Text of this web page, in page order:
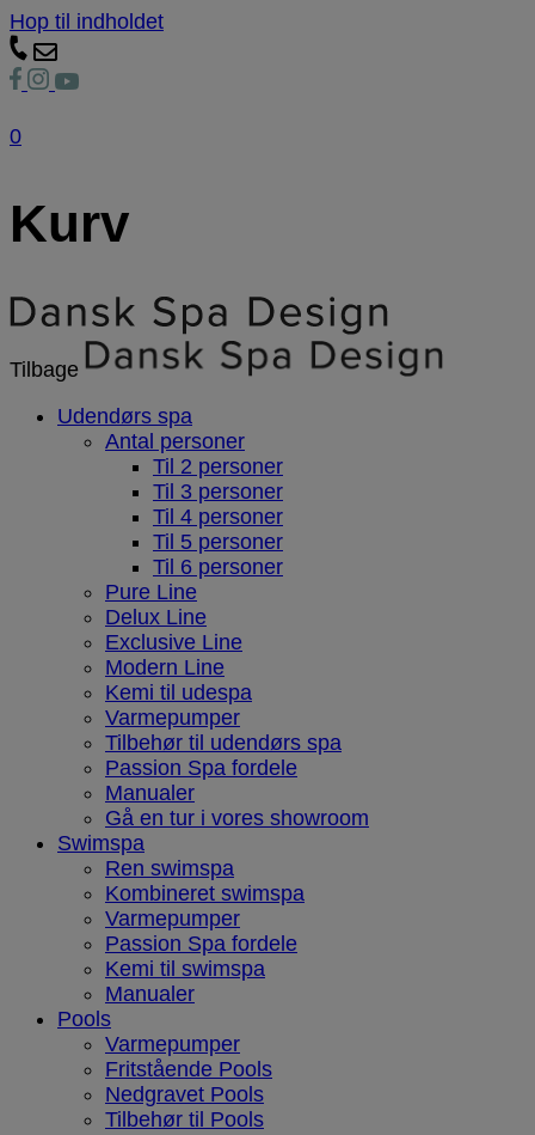
Hop til indholdet
0
Kurv
Tilbage
Udendørs spa
Antal personer
Til 2 personer
Til 3 personer
Til 4 personer
Til 5 personer
Til 6 personer
Pure Line
Delux Line
Exclusive Line
Modern Line
Kemi til udespa
Varmepumper
Tilbehør til udendørs spa
Passion Spa fordele
Manualer
Gå en tur i vores showroom
Swimspa
Ren swimspa
Kombineret swimspa
Varmepumper
Passion Spa fordele
Kemi til swimspa
Manualer
Pools
Varmepumper
Fritstående Pools
Nedgravet Pools
Tilbehør til Pools